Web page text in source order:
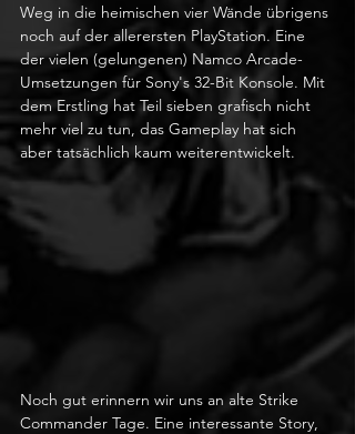
Weg in die heimischen vier Wände übrigens
noch auf der allerersten PlayStation. Eine
der vielen (gelungenen) Namco Arcade-
Umsetzungen für Sony's 32-Bit Konsole. Mit
dem Erstling hat Teil sieben grafisch nicht
mehr viel zu tun, das Gameplay hat sich
aber tatsächlich kaum weiterentwickelt.
Noch gut erinnern wir uns an alte Strike
Commander Tage. Eine interessante Story,